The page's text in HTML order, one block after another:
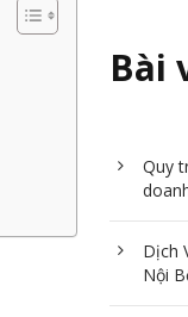
Bài
Quy
Dịch
Nội